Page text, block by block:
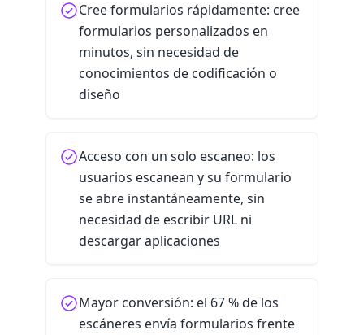
Cree formularios rápidamente: cree
formularios personalizados en
minutos, sin necesidad de
conocimientos de codificación o
diseño
Acceso con un solo escaneo: los
usuarios escanean y su formulario
se abre instantáneamente, sin
necesidad de escribir URL ni
descargar aplicaciones
Mayor conversión: el 67 % de los
escáneres envía formularios frente